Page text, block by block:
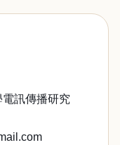
訊傳播研究